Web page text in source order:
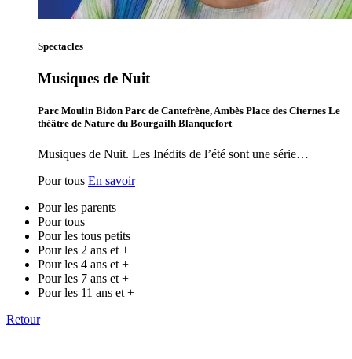
Spectacles
Musiques de Nuit
Parc Moulin Bidon Parc de Cantefrène, Ambès Place des Citernes Le
théâtre de Nature du Bourgailh Blanquefort
Musiques de Nuit. Les Inédits de l’été sont une série…
Pour tous En savoir
Pour les parents
Pour tous
Pour les tous petits
Pour les 2 ans et +
Pour les 4 ans et +
Pour les 7 ans et +
Pour les 11 ans et +
Retour